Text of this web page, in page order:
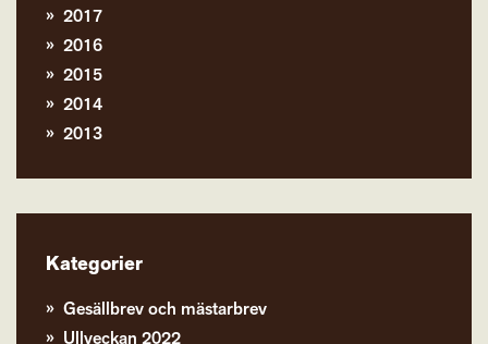
2017
2016
2015
2014
2013
Kategorier
Gesällbrev och mästarbrev
Ullveckan 2022